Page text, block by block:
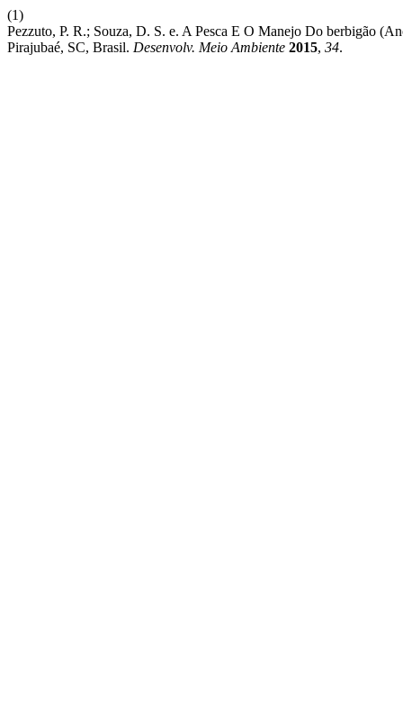
(1)
Pezzuto, P. R.; Souza, D. S. e. A Pesca E O Manejo Do berbigão
Pirajubaé, SC, Brasil. Desenvolv. Meio Ambiente 2015, 34.